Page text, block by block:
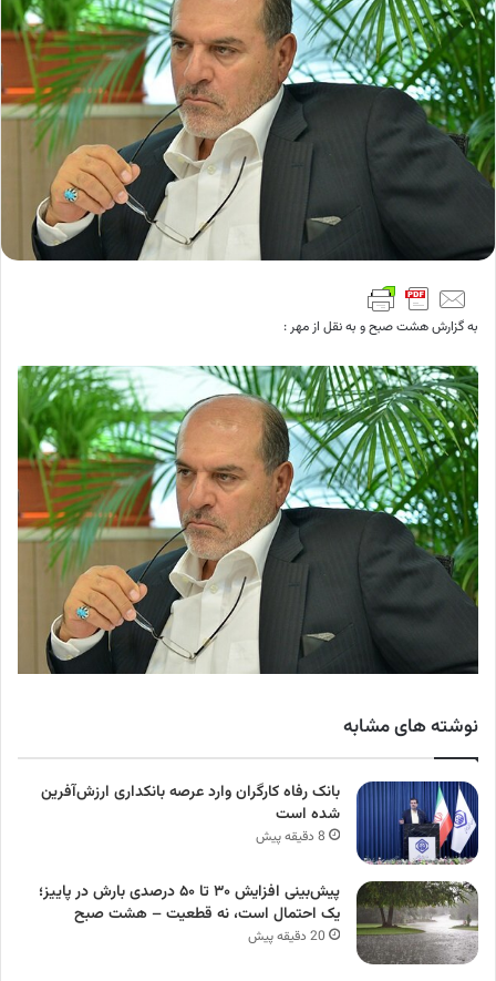
به گزارش هشت صبح و به نقل از مهر :
نوشته های مشابه
بانک رفاه کارگران وارد عرصه بانکداری ارزش‌آفرین
شده است
8 دقیقه پیش
پیش‌بینی افزایش ۳۰ تا ۵۰ درصدی بارش در پاییز؛
یک احتمال است، نه قطعیت – هشت صبح
20 دقیقه پیش